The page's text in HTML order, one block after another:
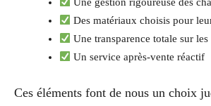
Des matériaux choisis pour
Une transparence totale sur les
Un service après-vente réactif
Ces éléments font de nous un choix